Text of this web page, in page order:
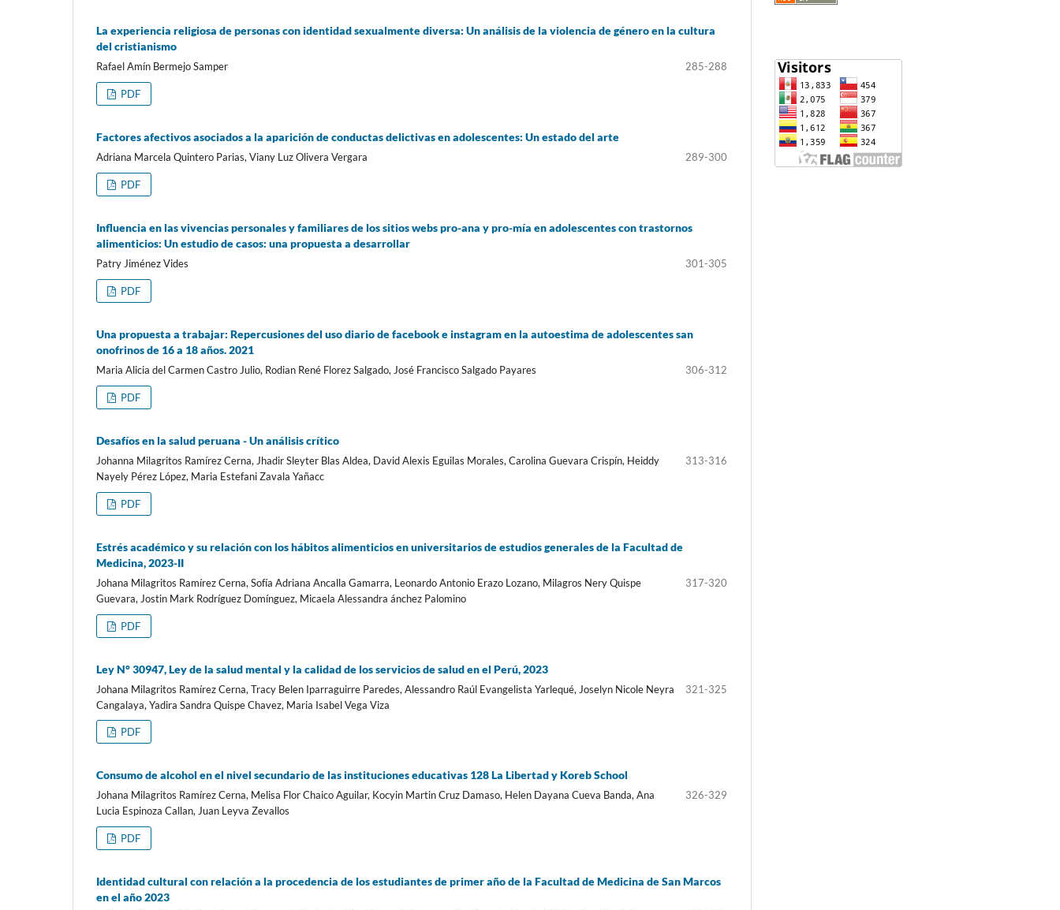
La experiencia religiosa de personas con identidad sexualmente diversa: Un análisis de la violencia de género en la cultura
del cristianismo
Rafael Amín Bermejo Samper 285-288
PDF
Factores afectivos asociados a la aparición de conductas delictivas en adolescentes: Un estado del arte
Adriana Marcela Quintero Parias, Viany Luz Olivera Vergara 289-300
PDF
Influencia en las vivencias personales y familiares de los sitios webs pro-ana y pro-mía en adolescentes con trastornos
alimenticios: Un estudio de casos: una propuesta a desarrollar
Patry Jiménez Vides 301-305
PDF
Una propuesta a trabajar: Repercusiones del uso diario de facebook e instagram en la autoestima de adolescentes san
onofrinos de 16 a 18 años. 2021
Maria Alicia del Carmen Castro Julio, Rodian René Florez Salgado, José Francisco Salgado Payares 306-312
PDF
Desafíos en la salud peruana - Un análisis crítico
Johanna Milagritos Ramírez Cerna, Jhadir Sleyter Blas Aldea, David Alexis Eguilas Morales, Carolina Guevara Crispín, Heiddy
Nayely Pérez López, Maria Estefani Zavala Yañacc
313-316
PDF
Estrés académico y su relación con los hábitos alimenticios en universitarios de estudios generales de la Facultad de
Medicina, 2023-II
Johana Milagritos Ramírez Cerna, Sofía Adriana Ancalla Gamarra, Leonardo Antonio Erazo Lozano, Milagros Nery Quispe
Guevara, Jostin Mark Rodríguez Domínguez, Micaela Alessandra ánchez Palomino
317-320
PDF
Ley N° 30947, Ley de la salud mental y la calidad de los servicios de salud en el Perú, 2023
Johana Milagritos Ramírez Cerna, Tracy Belen Iparraguirre Paredes, Alessandro Raúl Evangelista Yarlequé, Joselyn Nicole Neyra
Cangalaya, Yadira Sandra Quispe Chavez, Maria Isabel Vega Viza
321-325
PDF
Consumo de alcohol en el nivel secundario de las instituciones educativas 128 La Libertad y Koreb School
Johana Milagritos Ramírez Cerna, Melisa Flor Chaico Aguilar, Kocyin Martin Cruz Damaso, Helen Dayana Cueva Banda, Ana
Lucia Espinoza Callan, Juan Leyva Zevallos
326-329
PDF
Identidad cultural con relación a la procedencia de los estudiantes de primer año de la Facultad de Medicina de San Marcos
en el año 2023